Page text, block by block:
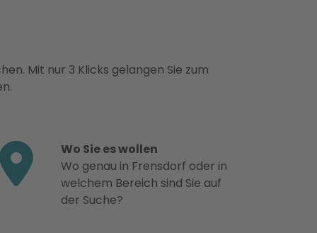
Mit nur 3 Klicks gelangen Sie zum
Wo Sie es wollen
Wo genau in Frensdorf oder in
welchem Bereich sind Sie auf
der Suche?